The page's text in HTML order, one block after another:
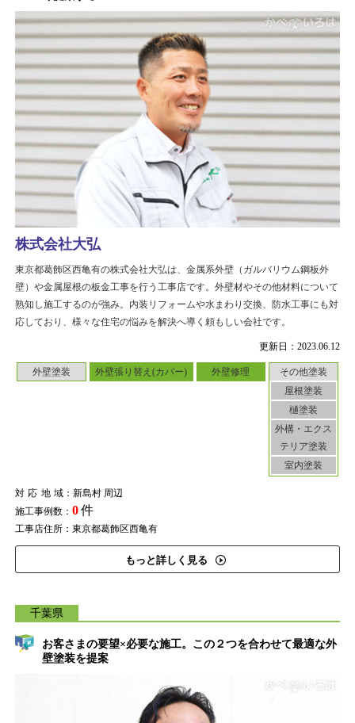
更新日：2023.06.12
外壁塗装 外壁張り替え(カバー) 外壁修理
その他塗装
屋根塗装
樋塗装
外構・エクス
テリア塗装
室内塗装
対応地域：新島村 周辺
施工事例数： 0件
工事店住所：東京都葛飾区西亀有
もっと詳しく見る
株式会社大弘
東京都葛飾区西亀有の株式会社大弘は、金属系外壁（ガルバリウム鋼板外
壁）や金属屋根の板金工事を行う工事店です。外壁材やその他材料について
熟知し施工するのが強み。内装リフォームや水まわり交換、防水工事にも対
応しており、様々な住宅の悩みを解決へ導く頼もしい会社です。
千葉県
お客さまの要望×必要な施工。この２つを合わせて最適な外
壁塗装を提案